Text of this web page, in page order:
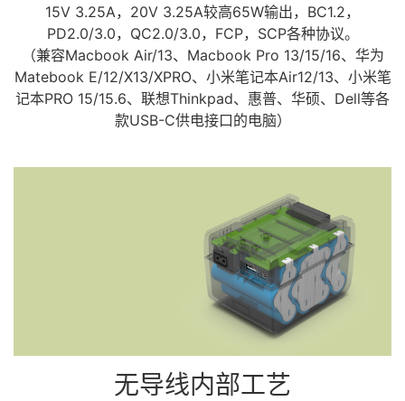
15V 3.25A，20V 3.25A较高65W输出，BC1.2，
PD2.0/3.0，QC2.0/3.0，FCP，SCP各种协议。
（兼容Macbook Air/13、Macbook Pro 13/15/16、华为
Matebook E/12/X13/XPRO、小米笔记本Air12/13、小米笔
记本PRO 15/15.6、联想Thinkpad、惠普、华硕、Dell等各
款USB-C供电接口的电脑）
无导线内部工艺